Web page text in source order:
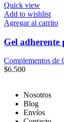
Quick view
Add to wishlist
Agregar al carrito
Gel adherente
Complementos de
$6.500
Nosotros
Blog
Envíos